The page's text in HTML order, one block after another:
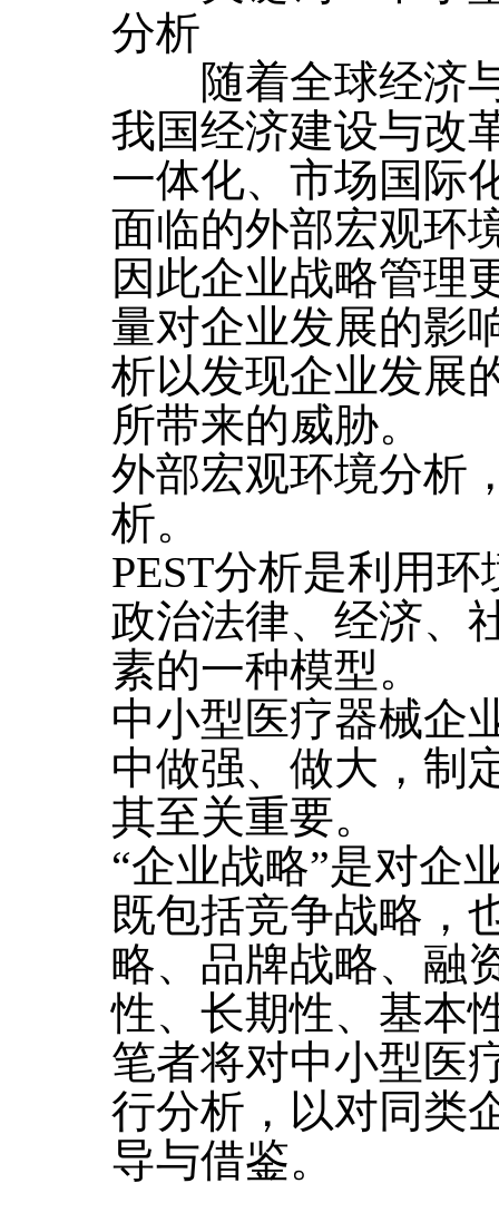
分析
随着全球经济与
我国经济建设与改
一体化、市场国际
面临的外部宏观环
因此企业战略管理
量对企业发展的影
析以发现企业发展
所带来的威胁。
外部宏观环境分析
析。
PEST分析是利用
政治法律、经济、
素的一种模型。
中小型医疗器械企
中做强、做大，制
其至关重要。
“企业战略”是对企
既包括竞争战略，
略、品牌战略、融
性、长期性、基本
笔者将对中小型医
行分析，以对同类
导与借鉴。